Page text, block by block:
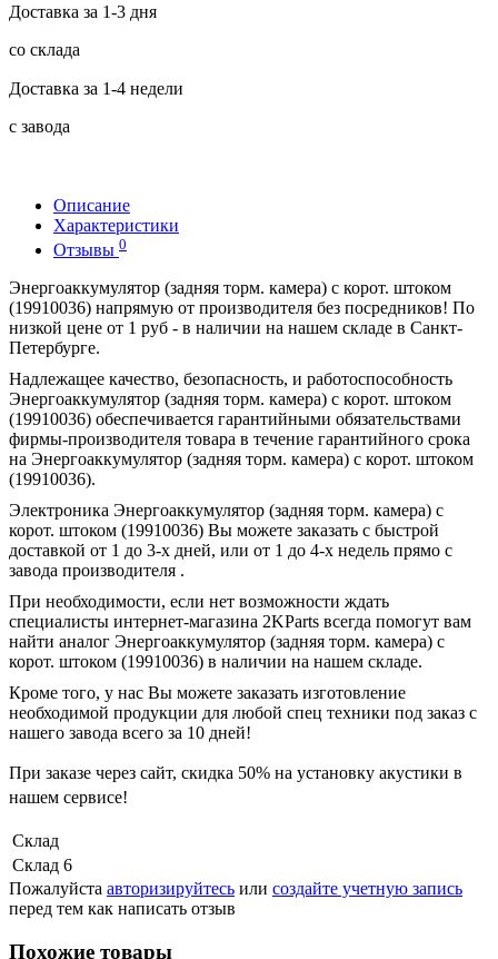
Доставка за 1-3 дня
со склада
Доставка за 1-4 недели
с завода
Описание
Характеристики
Отзывы 0
Энергоаккумулятор (задняя торм. камера) с корот. штоком
(19910036) напрямую от производителя без посредников! По
низкой цене от 1 руб - в наличии на нашем складе в Санкт-
Петербурге.
Надлежащее качество, безопасность, и работоспособность
Энергоаккумулятор (задняя торм. камера) с корот. штоком
(19910036) обеспечивается гарантийными обязательствами
фирмы-производителя товара в течение гарантийного срока
на Энергоаккумулятор (задняя торм. камера) с корот. штоком
(19910036).
Электроника Энергоаккумулятор (задняя торм. камера) с
корот. штоком (19910036) Вы можете заказать с быстрой
доставкой от 1 до 3-х дней, или от 1 до 4-х недель прямо с
завода производителя .
При необходимости, если нет возможности ждать
специалисты интернет-магазина 2KParts всегда помогут вам
найти аналог Энергоаккумулятор (задняя торм. камера) с
корот. штоком (19910036) в наличии на нашем складе.
Кроме того, у нас Вы можете заказать изготовление
необходимой продукции для любой спец техники под заказ с
нашего завода всего за 10 дней!
При заказе через сайт, скидка 50% на установку акустики в
нашем сервисе!
Склад
Склад 6
Пожалуйста авторизируйтесь или создайте учетную запись
перед тем как написать отзыв
Похожие товары